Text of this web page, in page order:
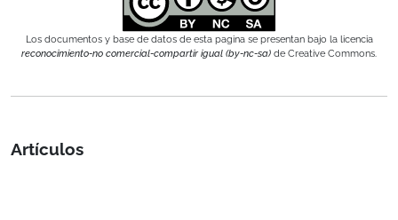
Los documentos y base de datos de esta pagina se presentan bajo la licencia
reconocimiento-no comercial-compartir igual (by-nc-sa) de Creative Commons.
Artículos